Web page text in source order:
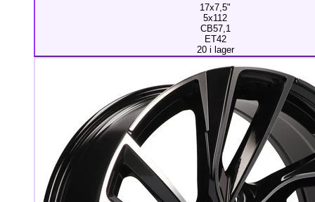
17x7,5"
5x112
CB57,1
ET42
20 i lager